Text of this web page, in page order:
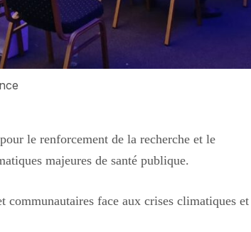
le renforcement de la recherche et le
majeures de santé publique.
face aux crises climatiques et